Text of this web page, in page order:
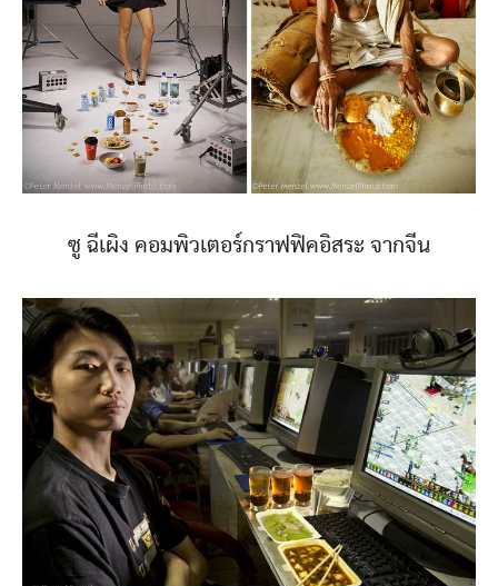
ซู ฉีเผิง คอมพิวเตอร์กราฟฟิคอิสระ จากจีน